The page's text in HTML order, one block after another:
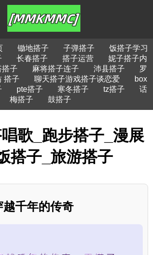
锄地搭子 子弹搭子
饭搭子学习
长春搭子 搭子运营
妮子搭子内
搭子 麻将搭子连子 沛县搭子
罗
搭子 聊天搭子游戏搭子谈恋爱
box
pte搭子 寒冬搭子 tz搭子
话
梅搭子
鼓搭子
歌_跑步搭子_漫展
搭子_旅游搭子
千年的传奇